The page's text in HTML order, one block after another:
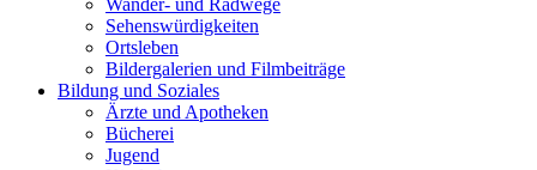
Wander- und Radwege
Sehenswürdigkeiten
Ortsleben
Bildergalerien und Filmbeiträge
Bildung und Soziales
Ärzte und Apotheken
Bücherei
Jugend